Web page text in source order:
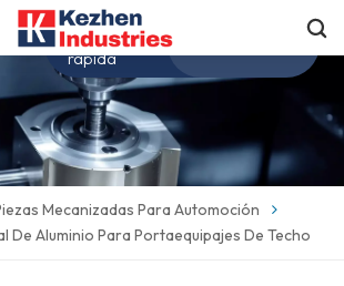
Obtenga una cotización
rápida
Mecanizadas Para Automoción
De Aluminio Para Portaequipajes De Techo